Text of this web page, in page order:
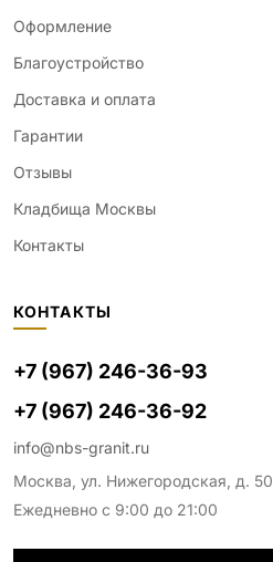
Оформление
Благоустройство
Доставка и оплата
Гарантии
Отзывы
Кладбища Москвы
Контакты
КОНТАКТЫ
+7 (967) 246-36-93
+7 (967) 246-36-92
info@nbs-granit.ru
Москва, ул. Нижегородская, д. 50
Ежедневно с 9:00 до 21:00